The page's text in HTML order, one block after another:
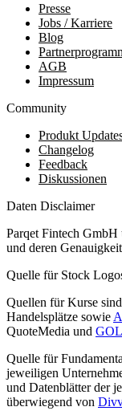
Presse
Jobs / Karriere
Blog
AGB
Impressum
Community
Produkt
Changelog
Feedback
Diskussionen
Daten Disclaimer
Parqet Fintech
und deren
Quelle für Stock
Quellen für Kurse sind
Handelsplätze sowie
QuoteMedia und
Quelle für
jeweiligen
und Datenblätter der
überwiegend von